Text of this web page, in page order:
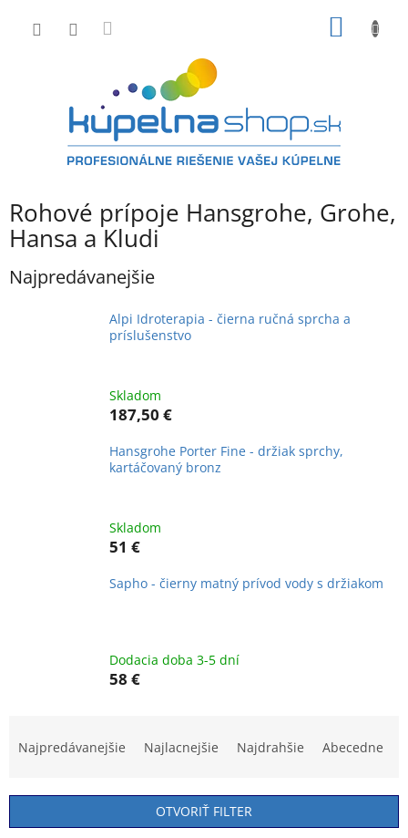
Rohové prípoje Hansgrohe, Grohe,
Hansa a Kludi
Najpredávanejšie
Alpi Idroterapia - čierna ručná sprcha a
príslušenstvo
Skladom
187,50 €
Hansgrohe Porter Fine - držiak sprchy,
kartáčovaný bronz
Skladom
51 €
Sapho - čierny matný prívod vody s držiakom
Dodacia doba 3-5 dní
58 €
n
i
Najpredávanejšie Najlacnejšie Najdrahšie Abecedne
OTVORIŤ FILTER